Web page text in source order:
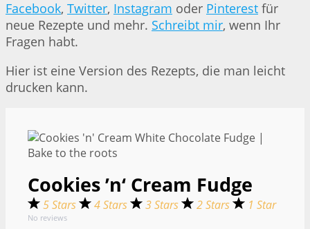
Facebook, Twitter, Instagram oder Pinterest für
neue Rezepte und mehr. Schreibt mir, wenn Ihr
Fragen habt.
Hier ist eine Version des Rezepts, die man leicht
drucken kann.
Cookies ’n‘ Cream Fudge
5 Stars 4 Stars 3 Stars 2 Stars 1 Star
No reviews